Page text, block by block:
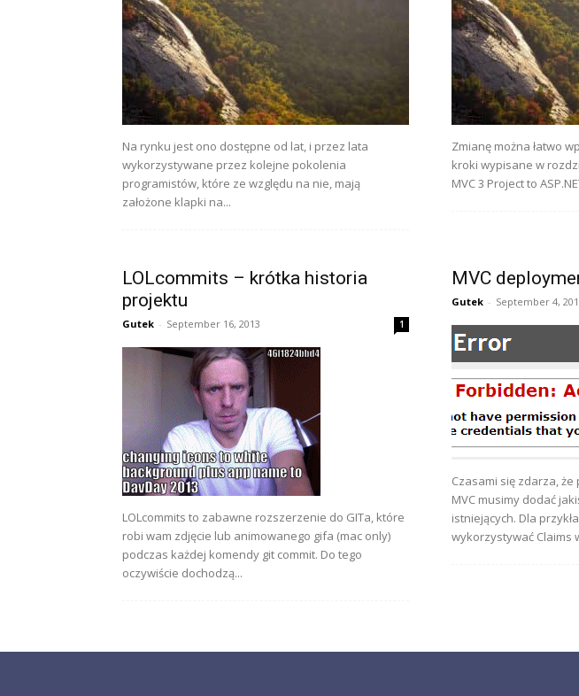
Na rynku jest ono dostępne od lat, i przez lata
wykorzystywane przez kolejne pokolenia
programistów, które ze względu na nie, mają
założone klapki na...
Zmianę można łatwo
kroki wypisane w
MVC 3 Project to
LOLcommits – krótka historia
projektu
Gutek - September 16, 2013 1
LOLcommits to zabawne rozszerzenie do GITa, które
robi wam zdjęcie lub animowanego gifa (mac only)
podczas każdej komendy git commit. Do tego
oczywiście dochodzą...
MVC
Gutek - September 4,
Czasami się zdarza,
MVC musimy dodać
istniejących. Dla
wykorzystywać Claims